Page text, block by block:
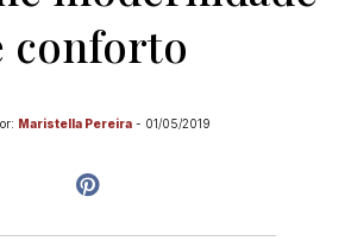
conforto
Maristella Pereira - 01/05/2019